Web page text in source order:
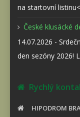
na startovní
České klusácké
14.07.2026 -
den sezóny 2026!
Rychlý
HIPODROM